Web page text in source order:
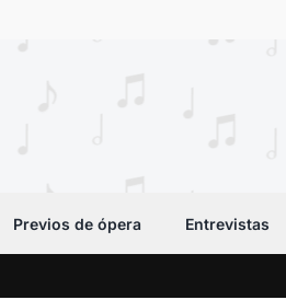
Previos de ópera Entrevistas